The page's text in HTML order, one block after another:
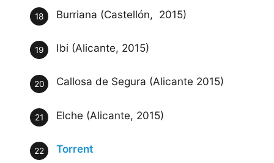
Burriana (Castellón, 2015)
Ibi (Alicante, 2015)
Callosa de Segura (Alicante 2015)
Elche (Alicante, 2015)
Torrent